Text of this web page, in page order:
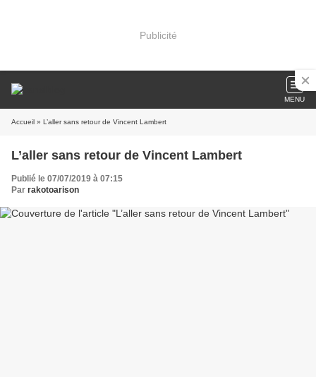
Publicité
MENU
Accueil » L’aller sans retour de Vincent Lambert
L’aller sans retour de Vincent Lambert
Publié le 07/07/2019 à 07:15
Par rakotoarison